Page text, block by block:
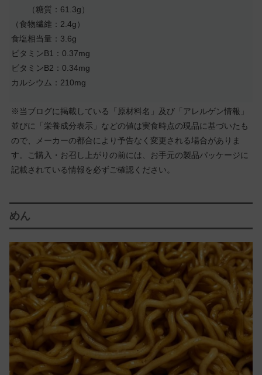
（糖質：61.3g）
（食物繊維：2.4g）
食塩相当量：3.6g
ビタミンB1：0.37mg
ビタミンB2：0.34mg
カルシウム：210mg
※当ブログに掲載している「原材料名」及び「アレルゲン情報」
並びに「栄養成分表示」などの値は実食時点の現品に基づいたも
ので、メーカーの都合により予告なく変更される場合がありま
す。ご購入・お召し上がりの前には、お手元の製品パッケージに
記載されている情報を必ずご確認ください。
めん